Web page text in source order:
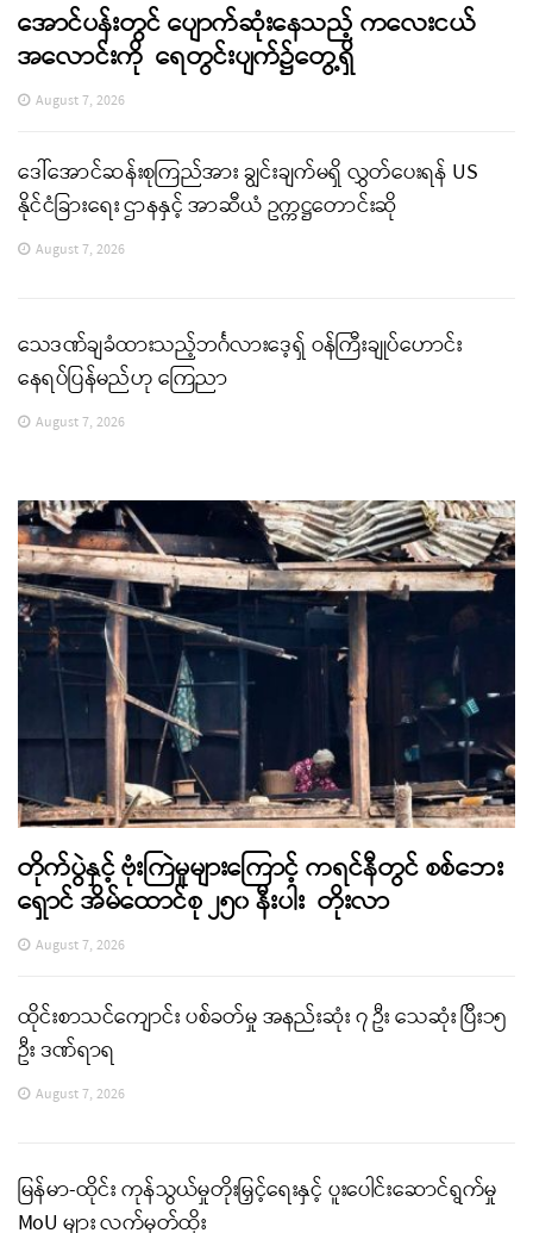
အောင်ပန်းတွင် ပျောက်ဆုံးနေသည့် ကလေးငယ်
အလောင်းကို ရေတွင်းပျက်၌တွေ့ရှိ
August 7, 2026
ဒေါ်အောင်ဆန်းစုကြည်အား ချွင်းချက်မရှိ လွှတ်ပေးရန် US
နိုင်ငံခြားရေး ဌာနနှင့် အာဆီယံ ဥက္ကဋ္ဌတောင်းဆို
August 7, 2026
သေဒဏ်ချခံထားသည့်ဘင်္ဂလားဒေ့ရှ် ဝန်ကြီးချုပ်ဟောင်း
နေရပ်ပြန်မည်ဟု ကြေညာ
August 7, 2026
တိုက်ပွဲနှင့် ဗုံးကြဲမှုများကြောင့် ကရင်နီတွင် စစ်ဘေး
ရှောင် အိမ်ထောင်စု ၂၅၀ နီးပါး တိုးလာ
August 7, 2026
ထိုင်းစာသင်ကျောင်း ပစ်ခတ်မှု အနည်းဆုံး ၇ ဦး သေဆုံး ပြီး၁၅
ဦး ဒဏ်ရာရ
August 7, 2026
မြန်မာ-ထိုင်း ကုန်သွယ်မှုတိုးမြှင့်ရေးနှင့် ပူးပေါင်းဆောင်ရွက်မှု
MoU များ လက်မှတ်ထိုး